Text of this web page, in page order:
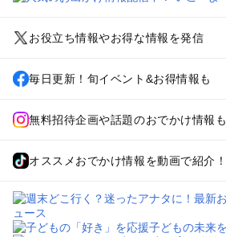
お役立ち情報やお得な情報を発信
毎日更新！旬イベント&お得情報も
無料招待企画や話題のおでかけ情報も
オススメおでかけ情報を動画で紹介！